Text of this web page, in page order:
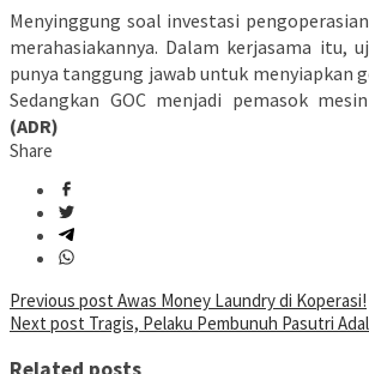
Menyinggung soal investasi
merahasiakannya. Dalam kerjasama itu,
punya tanggung jawab untuk menyiapkan
Sedangkan GOC menjadi pemasok
(ADR)
Share
Post
navigation
Previous post Awas Money Laundry di Koperasi!
Next post Tragis, Pelaku Pembunuh Pasutri